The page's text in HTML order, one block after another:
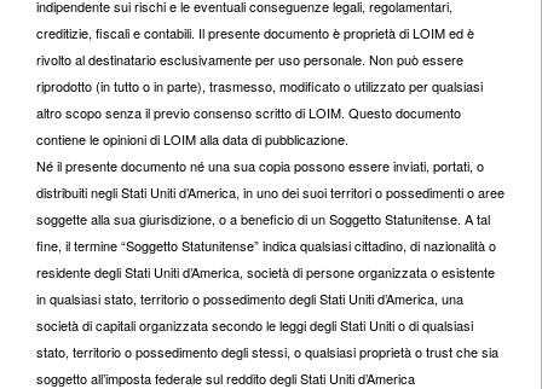
indipendente sui rischi e le eventuali conseguenze legali, regolamentari,
creditizie, fiscali e contabili. Il presente documento è proprietà di LOIM ed è
rivolto al destinatario esclusivamente per uso personale. Non può essere
riprodotto (in tutto o in parte), trasmesso, modificato o utilizzato per qualsiasi
altro scopo senza il previo consenso scritto di LOIM. Questo documento
contiene le opinioni di LOIM alla data di pubblicazione.
Né il presente documento né una sua copia possono essere inviati, portati, o
distribuiti negli Stati Uniti d’America, in uno dei suoi territori o possedimenti o aree
soggette alla sua giurisdizione, o a beneficio di un Soggetto Statunitense. A tal
fine, il termine “Soggetto Statunitense” indica qualsiasi cittadino, di nazionalità o
residente degli Stati Uniti d’America, società di persone organizzata o esistente
in qualsiasi stato, territorio o possedimento degli Stati Uniti d’America, una
società di capitali organizzata secondo le leggi degli Stati Uniti o di qualsiasi
stato, territorio o possedimento degli stessi, o qualsiasi proprietà o trust che sia
soggetto all’imposta federale sul reddito degli Stati Uniti d’America